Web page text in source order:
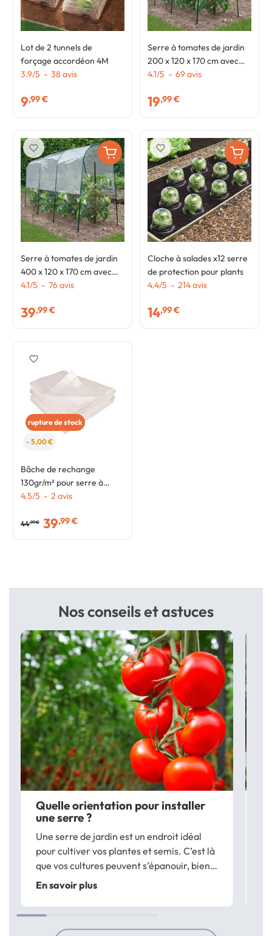
Lot de 2 tunnels de
forçage accordéon 4M
3.9/5 - 38 avis
9,99 €
Serre à tomates de jardin
200 x 120 x 170 cm avec
bâche transparente +
4.1/5 - 69avis
19,99 €
Serre à tomates de jardin
400 x 120 x 170 cm avec
bâche transparente +
4.1/5 - 76avis
39,99 €
favorite_border
Cloche à salades x12 serre
de protection pour plants
4.4/5 - 214avis
14,99 €
favorite_border
rupture de stock
- 5,00 €
Bâche de rechange
130gr/m² pour serre à
tomates 3m² blanche
porte zippée
4.5/5 - 2 avis
44,99 € 39,99 €
favorite_border
Nos conseils et astuces
Quelle orientation pour installer
une serre ?
Une serre de jardin est un endroit idéal
pour cultiver vos plantes et semis. C’est là
que vos cultures peuvent s’épanouir, bien à
l’abri du vent, du froid en hiver et des
intempéries en général. Cependant,
avant d’installer une serre dans votre...
En savoir plus